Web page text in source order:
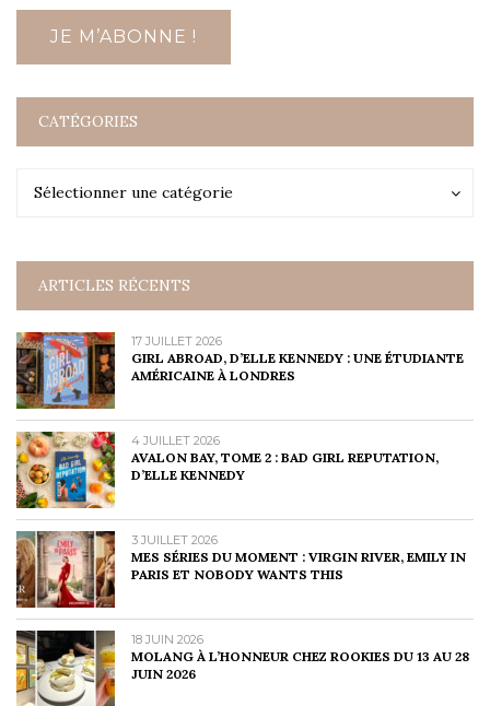
CATÉGORIES
Sélectionner une catégorie
Catégories
ARTICLES RÉCENTS
17 JUILLET 2026
GIRL ABROAD, D’ELLE KENNEDY : UNE ÉTUDIANTE
AMÉRICAINE À LONDRES
4 JUILLET 2026
AVALON BAY, TOME 2 : BAD GIRL REPUTATION,
D’ELLE KENNEDY
3 JUILLET 2026
MES SÉRIES DU MOMENT : VIRGIN RIVER, EMILY IN
PARIS ET NOBODY WANTS THIS
18 JUIN 2026
MOLANG À L’HONNEUR CHEZ ROOKIES DU 13 AU 28
JUIN 2026